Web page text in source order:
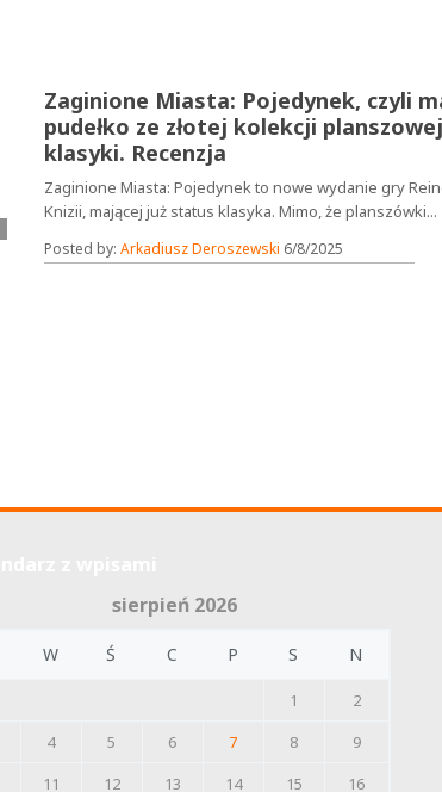
Zaginione Miasta: Pojedynek, czyli
pudełko ze złotej kolekcji planszowej
klasyki. Recenzja
Zaginione Miasta: Pojedynek to nowe wydanie gry
Knizii, mającej już status klasyka. Mimo, że planszówki...
Posted by: Arkadiusz Deroszewski 6/8/2025
sierpień 2026
W Ś C P S N
1
2
4 5 6 7 8
9
11 12 13 14 15 16